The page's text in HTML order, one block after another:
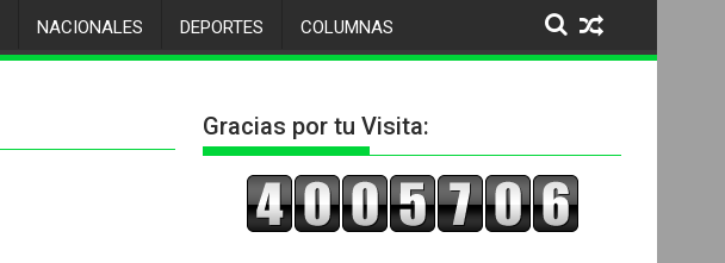
NACIONALES DEPORTES COLUMNAS
Gracias por tu Visita: